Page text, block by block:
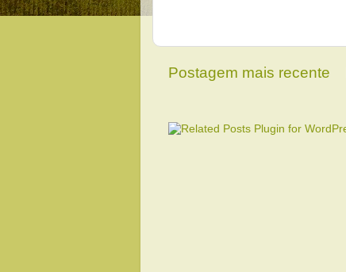
Postagem mais recente